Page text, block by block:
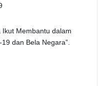
Ikut Membantu dalam
dan Bela Negara”.